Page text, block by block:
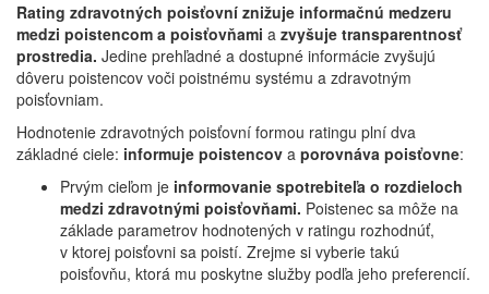
Rating zdravotných poisťovní znižuje informačnú medzeru
medzi poistencom a poisťovňami a zvyšuje transparentnosť
prostredia. Jedine prehľadné a dostupné informácie zvyšujú
dôveru poistencov voči poistnému systému a zdravotným
poisťovniam.
Hodnotenie zdravotných poisťovní formou ratingu plní dva
základné ciele: informuje poistencov a porovnáva poisťovne:
Prvým cieľom je informovanie spotrebiteľa o rozdieloch
medzi zdravotnými poisťovňami. Poistenec sa môže na
základe parametrov hodnotených v ratingu rozhodnúť,
v ktorej poisťovni sa poistí. Zrejme si vyberie takú
poisťovňu, ktorá mu poskytne služby podľa jeho preferencií.